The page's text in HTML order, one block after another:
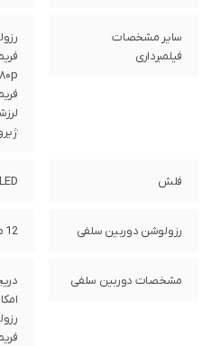
سایر مشخصات
فیلمبرداری
فلش LED
رزولوشن دوربین سلفی 12 مگاپیکسل
مشخصات دوربین سلفی